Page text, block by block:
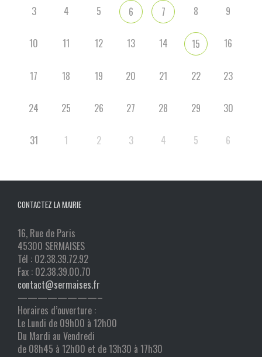
3 4 5 6 7 8 9
10 11 12 13 14 15 16
17 18 19 20 21 22 23
24 25 26 27 28 29 30
31 1 2 3 4 5 6
CONTACTEZ LA MAIRIE
16, Rue de Paris
45300 SERMAISES
Tél : 02.38.39.72.92
Fax : 02.38.39.00.70
contact@sermaises.fr
————————–
Horaires d’ouverture :
Le Lundi de 09h00 à 12h00
Du Mardi au Vendredi
de 08h45 à 12h00 et de 13h30 à 17h30